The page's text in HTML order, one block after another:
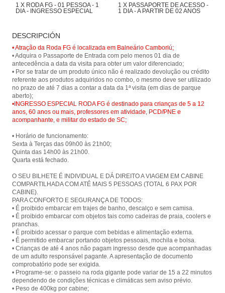
1 X RODA FG - 01 PESSOA - 1
DIA - INGRESSO ESPECIAL
1 X PASSAPORTE DE ACESSO -
1 DIA - A PARTIR DE 02 ANOS
DESCRIPCIÓN
• Atração da Roda FG é localizada em Balneário Camboriú;
• Adquira o Passaporte de Entrada com pelo menos 01 dia de
antecedência a data da visita para obter um valor diferenciado;
• Por se tratar de um produto único não é realizado devolução ou crédito
referente aos produtos adquiridos no combo, o mesmo deve ser utilizado
no prazo de até 7 dias a contar a data da 1ª visita (em dias de parque
•INGRESSO ESPECIAL RODA FG é destinado para crianças de 5 a 12
anos, 60 anos ou mais, professores em atividade, PCD/PNE e
acompanhante, e militar do estado de SC;
• Horário de funcionamento:
Sexta à Terças das 09h00 às 21h00;
Quinta das 14h00 às 21h00.
Quarta está fechado.
O SEU BILHETE É INDIVIDUAL E DÁ DIREITO A VIAGEM EM CABINE
COMPARTILHADA COM ATÉ MAIS 5 PESSOAS (TOTAL 6 PAX POR
CABINE).
PARA CONFORTO E SEGURANÇA DE TODOS:
• É proibido embarcar em trajes de banho, descalço e sem camisa.
• É proibido embarcar com objetos tais como cadeiras de praia, coolers e
pranchas.
• É proibido acessar o parque com bebidas e alimentação externa.
• É permitido embarcar portando objetos pessoais, mochila e bolsa.
• Crianças de até 4 anos não pagam ingresso desde que acompanhadas
de um adulto responsável pagante. A apresentação de documento
comprobatório pode ser exigida.
• Programe-se: o passeio na roda gigante pode variar de 15 a 22 minutos
dependendo de condições técnicas e climáticas sem aviso prévio.
• Peso de 400kg por cabine;